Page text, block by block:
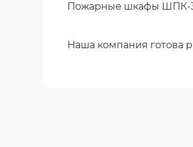
Пожарные шкафы ШПК-
Наша компания готова